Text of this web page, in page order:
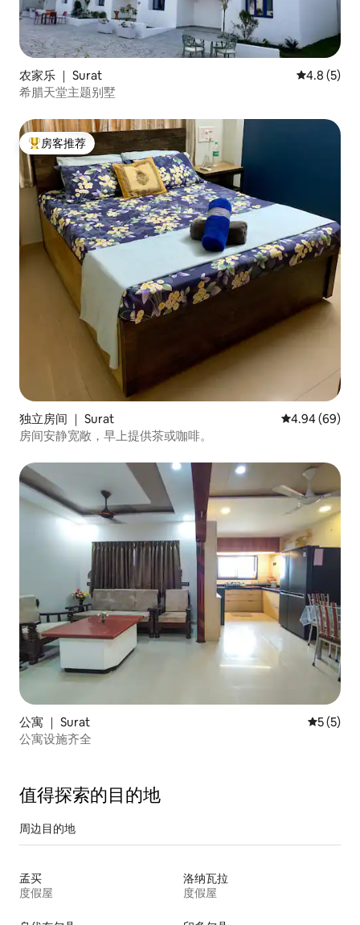
农家乐 ｜ Surat 平均评分
4.8 (5)
希腊天堂主题别墅
热门「房客推荐」
房客推荐
独立房间 ｜ Surat 平均评分 4.94
4.94 (69)
房间安静宽敞，早上提供茶或咖啡。
公寓 ｜ Surat 平均评分
5 (5)
公寓设施齐全
值得探索的目的地
周边目的地
孟买
度假屋
洛纳瓦拉
度假屋